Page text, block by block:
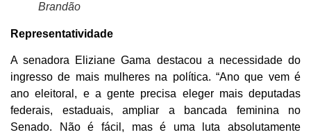
Brandão
Representatividade
A senadora Eliziane Gama destacou a necessidade do
ingresso de mais mulheres na política. “Ano que vem é
ano eleitoral, e a gente precisa eleger mais deputadas
federais, estaduais, ampliar a bancada feminina no
Senado. Não é fácil, mas é uma luta absolutamente